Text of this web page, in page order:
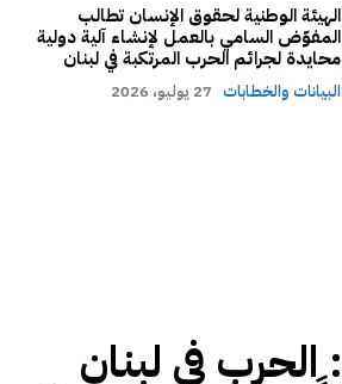
الهيئة الوطنية لحقوق الإنسان تطالب
المفوّض السامي بالعمل لإنشاء آلية دولية
محايدة لجرائم الحرب المرتكبة في لبنان
البيانات والخطابات 27 يوليو، 2026